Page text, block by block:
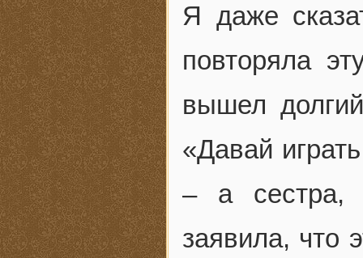
Я даже
повторяла
вышел
«Давай
– а сестра,
заявила, что